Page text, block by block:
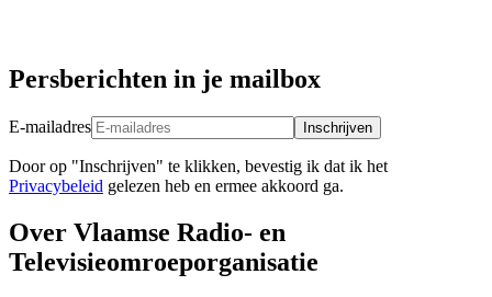
Persberichten in je mailbox
E-mailadres Inschrijven
Door op "Inschrijven" te klikken, bevestig ik dat ik het
Privacybeleid gelezen heb en ermee akkoord ga.
Over Vlaamse Radio- en
Televisieomroeporganisatie